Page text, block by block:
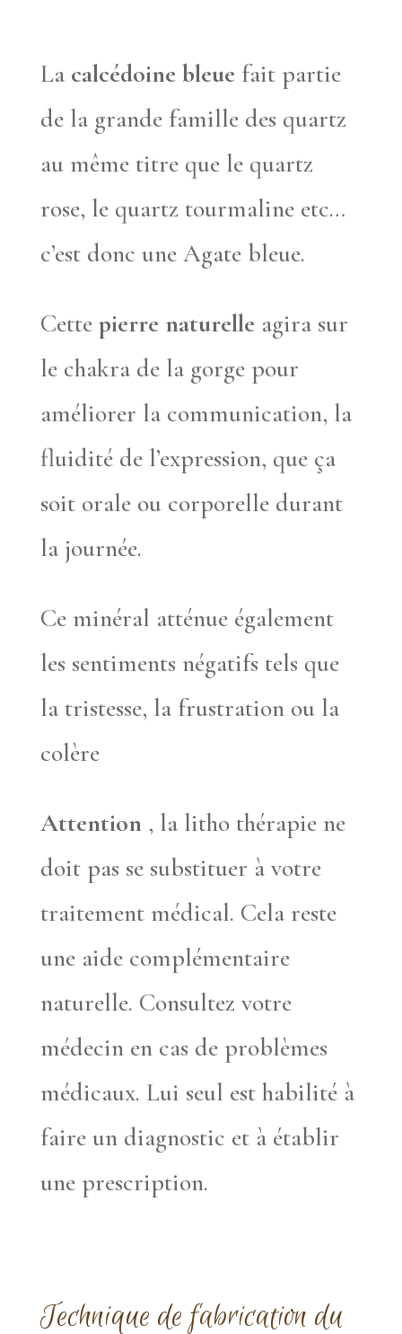
La calcédoine bleue fait partie
de la grande famille des quartz
au même titre que le quartz
rose, le quartz tourmaline etc…
c’est donc une Agate bleue.
Cette pierre naturelle agira sur
le chakra de la gorge pour
améliorer la communication, la
fluidité de l’expression, que ça
soit orale ou corporelle durant
la journée.
Ce minéral atténue également
les sentiments négatifs tels que
la tristesse, la frustration ou la
colère
Attention, la litho thérapie ne
doit pas se substituer à votre
traitement médical. Cela reste
une aide complémentaire
naturelle. Consultez votre
médecin en cas de problèmes
médicaux. Lui seul est habilité à
faire un diagnostic et à établir
une prescription.
Technique de fabrication du